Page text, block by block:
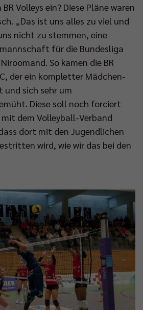
Volleys ein? Diese Pläne waren
„Das ist uns alles zu viel und
nicht zu stemmen, eine
für die Bundesliga
So kamen die BR
der ein kompletter Mädchen-
und sich sehr um
Diese soll noch forciert
dem Volleyball-Verband
dort mit den Jugendlichen
wird, wie wir das bei den